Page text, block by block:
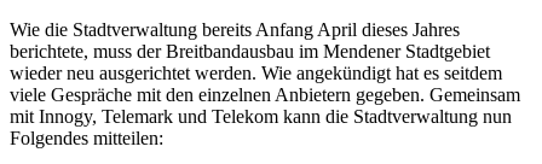
Wie die Stadtverwaltung bereits Anfang April dieses Jahres
berichtete, muss der Breitbandausbau im Mendener Stadtgebiet
wieder neu ausgerichtet werden. Wie angekündigt hat es seitdem
viele Gespräche mit den einzelnen Anbietern gegeben. Gemeinsam
mit Innogy, Telemark und Telekom kann die Stadtverwaltung nun
Folgendes mitteilen: